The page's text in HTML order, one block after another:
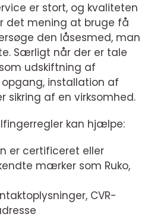
er stort, og kvaliteten
det mening at bruge få
den låsesmed, man
Særligt når der er tale
udskiftning af
installation af
sikring af en virksomhed.
kan hjælpe:
er certificeret eller
mærker som Ruko,
CVR-